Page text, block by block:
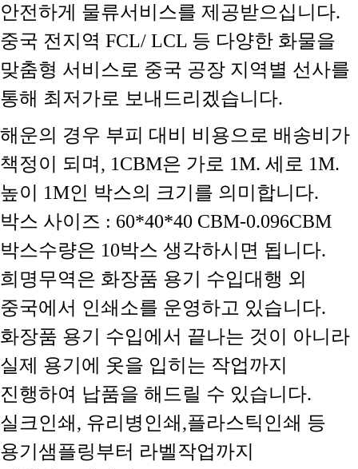
안전하게 물류서비스를 제공받으십니다.
중국 전지역 FCL/ LCL 등 다양한 화물을
맞춤형 서비스로 중국 공장 지역별 선사를
통해 최저가로 보내드리겠습니다.
해운의 경우 부피 대비 비용으로 배송비가
책정이 되며, 1CBM은 가로 1M. 세로 1M.
높이 1M인 박스의 크기를 의미합니다.
박스 사이즈 : 60*40*40 CBM-0.096CBM
박스수량은 10박스 생각하시면 됩니다.
희명무역은 화장품 용기 수입대행 외
중국에서 인쇄소를 운영하고 있습니다.
화장품 용기 수입에서 끝나는 것이 아니라
실제 용기에 옷을 입히는 작업까지
진행하여 납품을 해드릴 수 있습니다.
실크인쇄, 유리병인쇄,플라스틱인쇄 등
용기샘플링부터 라벨작업까지